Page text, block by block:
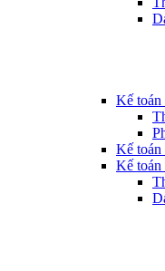
Kế toán
Kế toán
Kế toán